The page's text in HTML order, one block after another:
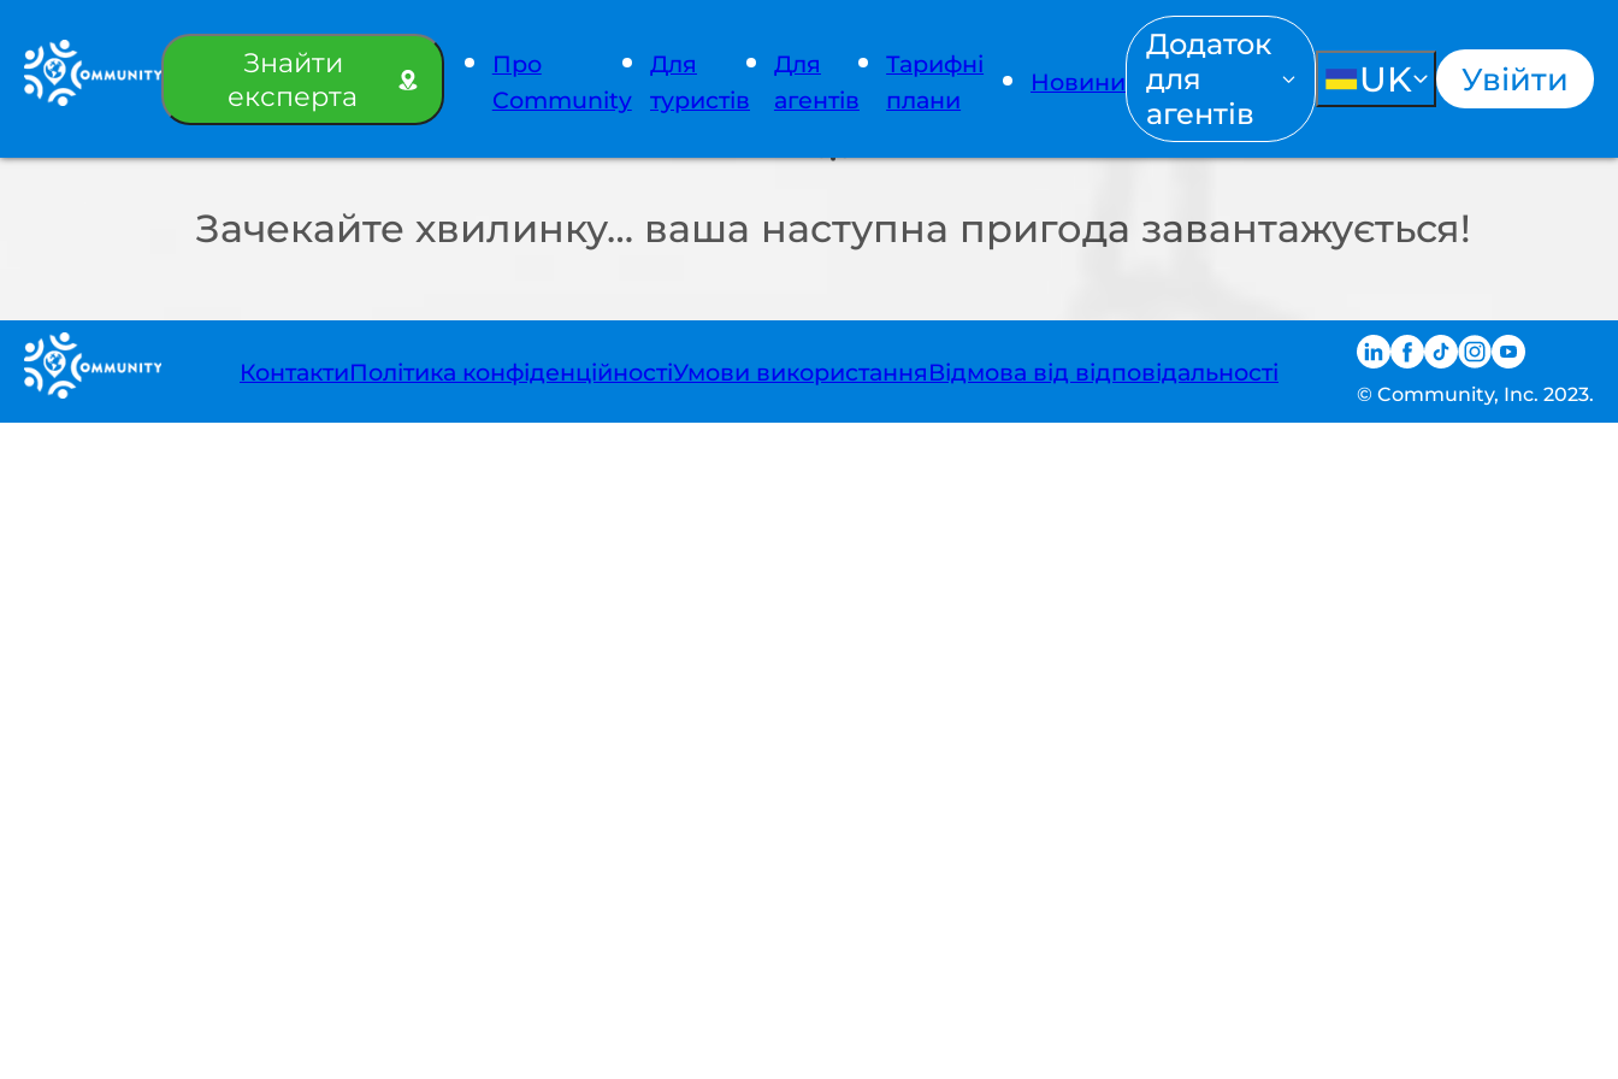
Знайти
експерта
Про
Community
Для
туристів
Для
агентів
Тарифні
плани
Новини
Додаток
для
агентів
UK Увійти
Зачекайте хвилинку… ваша наступна пригода завантажується!
КонтактиПолітика конфіденційностіУмови використанняВідмова від відповідальності
© Community, Inc. 2023.